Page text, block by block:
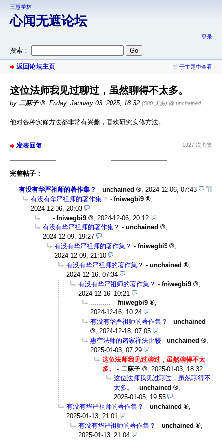
三慧学林
心闻无遮论坛
登录
搜索：
返回论坛主页 于主题中查看
这位法师我见过聊过，虽然聊得不太多。
by 二麻子 , Friday, January 03, 2025, 18:32 (580 天前) @ unchained
他对各种实修方法都非常有兴趣，喜欢研究实修方法。
发表回复 1927 次浏览
完整帖子：
有没有华严祖师的著作集？ - unchained
2024-12-06, 07:43
有没有华严祖师的著作集？ - fniwegbi9
2024-12-06, 20:03
- fniwegbi9
2024-12-06, 20:12
有没有华严祖师的著作集？ - unchained
2024-12-09, 19:27
有没有华严祖师的著作集？ - fniwegbi9
2024-12-09, 21:10
有没有华严祖师的著作集？ - unchained
2024-12-16, 07:34
有没有华严祖师的著作集？ - fniwegbi9
2024-12-16, 10:21
- fniwegbi9
2024-12-16, 10:24
有没有华严祖师的著作集？ - unchained
2024-12-18, 07:05
惠空法师的诸家禅法比较 - unchained
2025-01-03, 07:29
这位法师我见过聊过，虽然聊得不太
多。
- 二麻子
2025-01-03, 18:32
这位法师我见过聊过，虽然聊得不
太多。
- unchained
2025-01-05, 19:55
有没有华严祖师的著作集？ - unchained
2025-01-13, 21:01
有没有华严祖师的著作集？ - unchained
2025-01-13, 21:04